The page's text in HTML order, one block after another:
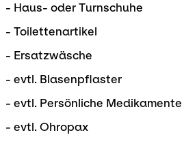
- Haus- oder Turnschuhe
- Toilettenartikel
- Ersatzwäsche
- evtl. Blasenpflaster
- evtl. Persönliche Medikamente
- evtl. Ohropax